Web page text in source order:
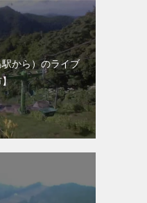
から）のライブ
】